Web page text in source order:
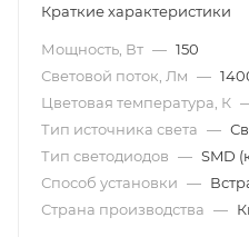
Краткие характеристики
Мощность, Вт — 150
Световой поток, Лм —
Цветовая температура, К
Тип источника света —
Тип светодиодов — SMD
Способ установки —
Страна производства —